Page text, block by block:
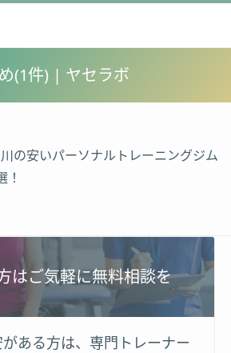
(1件) | ヤセラボ
の安いパーソナルトレーニングジム
！
はご気軽に無料相談を
ある方は、専門トレーナー